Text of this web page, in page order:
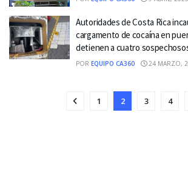
Autoridades de Costa Rica
cargamento de cocaína en
detienen a cuatro
POR EQUIPO CA360 24 MARZO,
1 2 3 4